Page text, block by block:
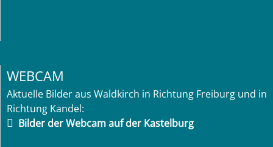
WEBCAM
Aktuelle Bilder aus Waldkirch in Richtung Freiburg und in
Richtung Kandel:
Bilder der Webcam auf der Kastelburg